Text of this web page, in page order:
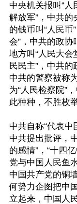
中央机关报叫“人
解放军”，中共的
的钱币叫“人民币
会”，中共的政协
地方叫“人民大会
民民主”，中共的
中共的警察被称
为“人民检察院”
此种种，不胜枚举
中共自称“代表
中共提出批评，
的感情”，“十四
党与中国人民鱼
中国共产党的铜
何势力企图把中
立起来，中国人